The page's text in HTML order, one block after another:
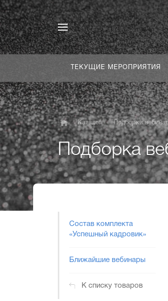
ТЕКУЩИЕ МЕРОПРИЯТИЯ
Каталог Подборки
Подборка
Состав комплекта
«Успешный кадровик»
Ближайшие вебинары
К списку товаров